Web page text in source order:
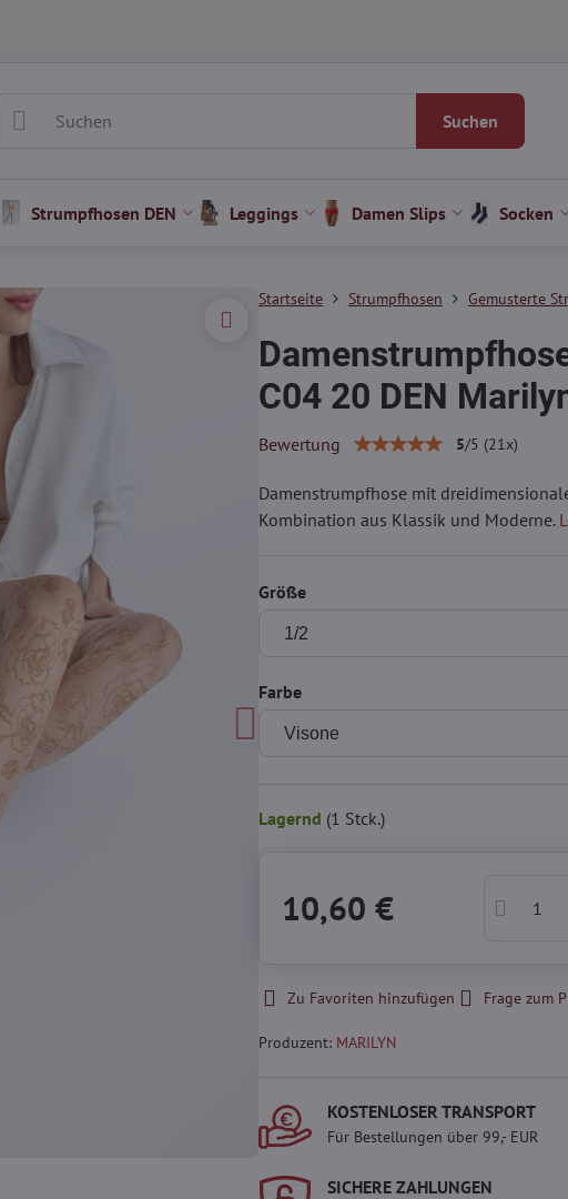
Suchen
Strumpfhosen DEN Leggings Damen Slips Socken
Startseite Strumpfhosen Gemusterte
C04 20 DEN
Bewertung 5/5 (21x)
Damenstrumpfhose mit
Kombination aus Klassik und Moderne.
Größe
Farbe
Lagernd (1 Stck.)
10,60 €
Zu Favoriten hinzufügen Frage zum
Produzent: MARILYN
KOSTENLOSER TRANSPORT
Für Bestellungen über 99,- EUR
SICHERE ZAHLUNGEN